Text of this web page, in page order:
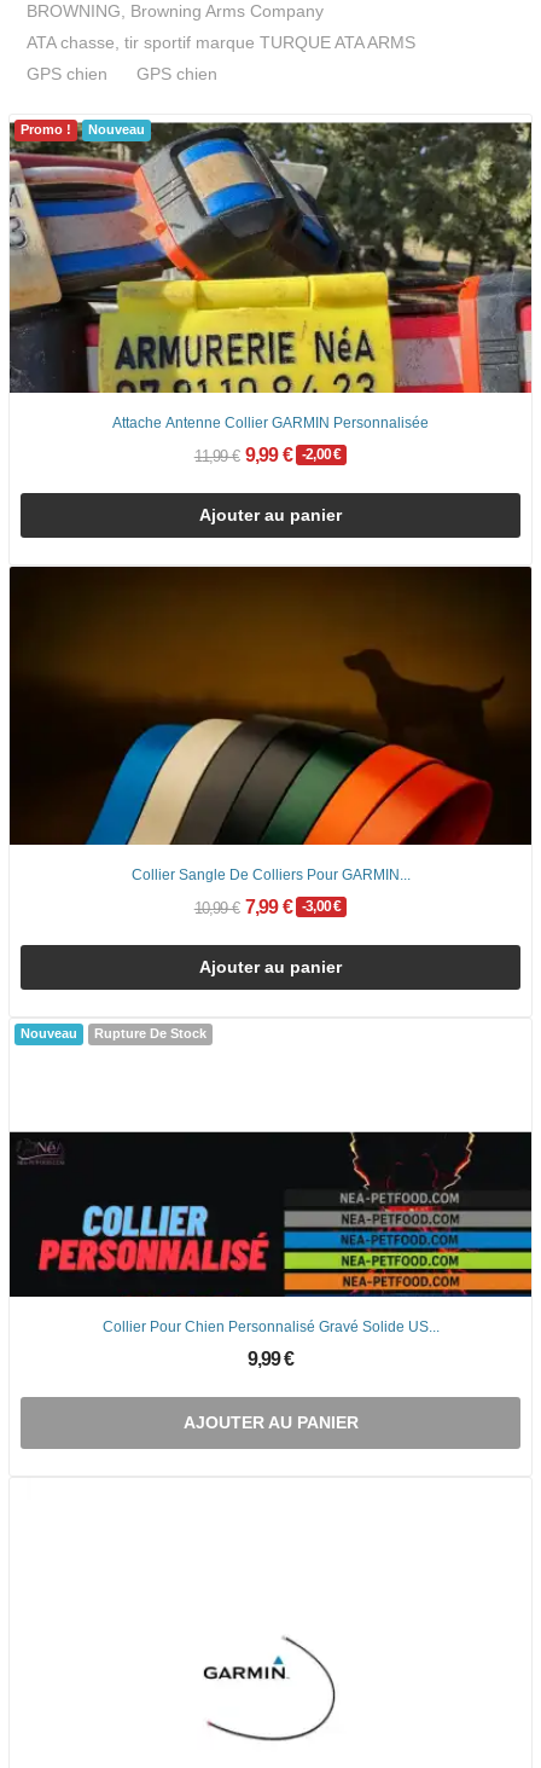
BROWNING, Browning Arms Company
ATA chasse, tir sportif marque TURQUE ATA ARMS
GPS chien
GPS chien
Promo ! Nouveau
Attache Antenne Collier GARMIN Personnalisée
11,99 € 9,99 € -2,00 €
Ajouter au panier
Collier Sangle De Colliers Pour GARMIN...
10,99 € 7,99 € -3,00 €
Ajouter au panier
Nouveau Rupture De Stock
Collier Pour Chien Personnalisé Gravé Solide US...
9,99 €
AJOUTER AU PANIER